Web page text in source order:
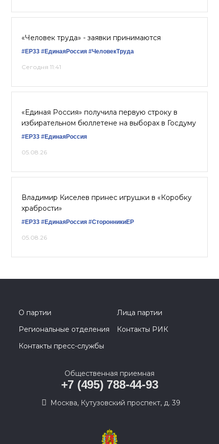
«Человек труда» - заявки принимаются
#ЕР33 #‎ЕдинаяРоссия #ЧеловекТруда
Сегодня 11:41
«Единая Россия» получила первую строку в
избирательном бюллетене на выборах в Госдуму
#ЕР33 #ЕдинаяРоссия
05.08.26
Владимир Киселев принес игрушки в «Коробку
храбрости»
#ЕР33 #ЕдинаяРоссия #СторонникиЕР
05.08.26
О партии
Лица партии
Региональные отделения
Контакты РИК
Контакты пресс-службы
Общественная приемная
+7 (495) 788-44-93
Москва, Кутузовский проспект, д. 39